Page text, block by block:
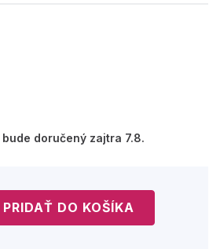
doručený zajtra 7.8.